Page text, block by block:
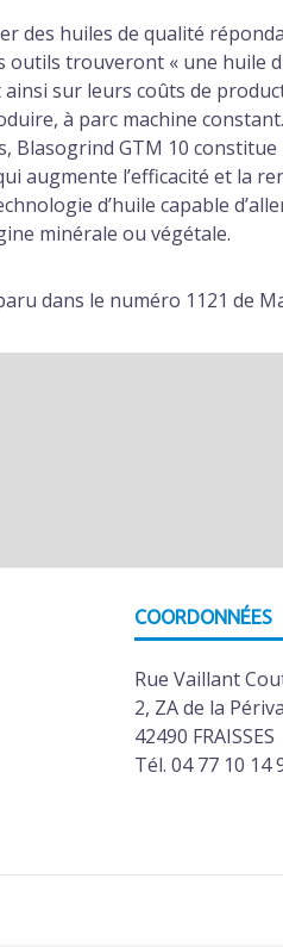
des huiles de qualité
outils trouveront « une huile
sur leurs coûts de
à parc machine
Blasogrind GTM 10
augmente l’efficacité et la
d’huile capable
minérale ou végétale.
dans le numéro 1121 de
COORDONNÉES
Rue Vaillant
2, ZA de la
42490 FRAISSES
Tél. 04 77 10 14